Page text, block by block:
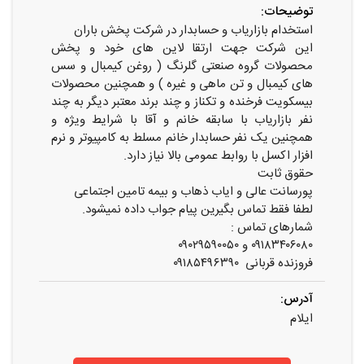
توضیحات:
استخدام بازاریاب و حسابدار در شرکت پخش باران
این شرکت جهت ارتقا لاین های خود و پخش
محصولات گروه صنعتی گلرنگ ( روغن کیمبال و سس
های کیمبال و تن ماهی و غیره ) و همچنین محصولات
بیسکویت فرخنده و تکناز و چند برند معتبر دیگر به چند
نفر بازاریاب با سابقه خانم و آقا با شرایط ویژه و
همچنین یک نفر حسابدار خانم مسلط به کامپیوتر و نرم
افزار اکسل با روابط عمومی بالا نیاز دارد.
حقوق ثابت
پورسانت عالی و ایاب ذهاب و بیمه تامین اجتماعی
لطفا فقط تماس بگیرین پیام جواب داده نمیشود.
شمارهای تماس :
۰۹۱۸۳۴۰۶۰۸۰ و ۰۹۰۲۹۵۹۰۰۵۰
فروزنده قربانی ۰۹۱۸۵۴۹۶۳۹۰
آدرس:
ایلام